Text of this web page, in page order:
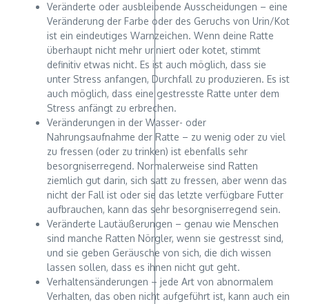
Veränderte oder ausbleibende Ausscheidungen – eine
Veränderung der Farbe oder des Geruchs von Urin/Kot
ist ein eindeutiges Warnzeichen. Wenn deine Ratte
überhaupt nicht mehr uriniert oder kotet, stimmt
definitiv etwas nicht. Es ist auch möglich, dass sie
unter Stress anfangen, Durchfall zu produzieren. Es ist
auch möglich, dass eine gestresste Ratte unter dem
Stress anfängt zu erbrechen.
Veränderungen in der Wasser- oder
Nahrungsaufnahme der Ratte – zu wenig oder zu viel
zu fressen (oder zu trinken) ist ebenfalls sehr
besorgniserregend. Normalerweise sind Ratten
ziemlich gut darin, sich satt zu fressen, aber wenn das
nicht der Fall ist oder sie das letzte verfügbare Futter
aufbrauchen, kann das sehr besorgniserregend sein.
Veränderte Lautäußerungen – genau wie Menschen
sind manche Ratten Nörgler, wenn sie gestresst sind,
und sie geben Geräusche von sich, die dich wissen
lassen sollen, dass es ihnen nicht gut geht.
Verhaltensänderungen – jede Art von abnormalem
Verhalten, das oben nicht aufgeführt ist, kann auch ein